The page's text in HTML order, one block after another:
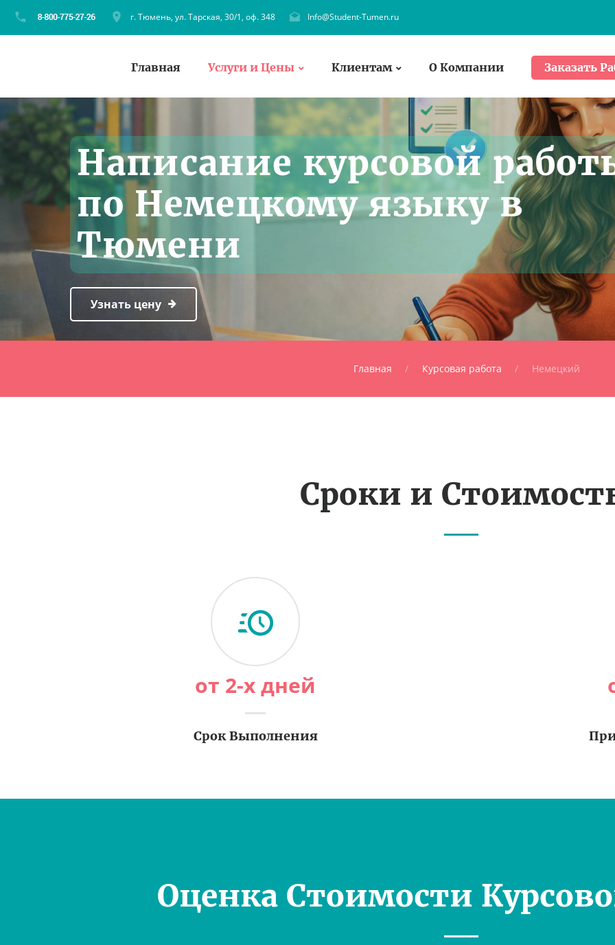
г. Тюмень, ул. Тарская, 30/1, оф. 348 Info@Student-Tumen.ru
Главная Услуги и Цены Клиентам О Компании Заказать
Написание курсовой
по Немецкому языку в
Тюмени
Узнать цену
Главная Курсовая работа Немецкий
Сроки и
от 2-х дней
Срок Выполнения
Оценка Стоимости